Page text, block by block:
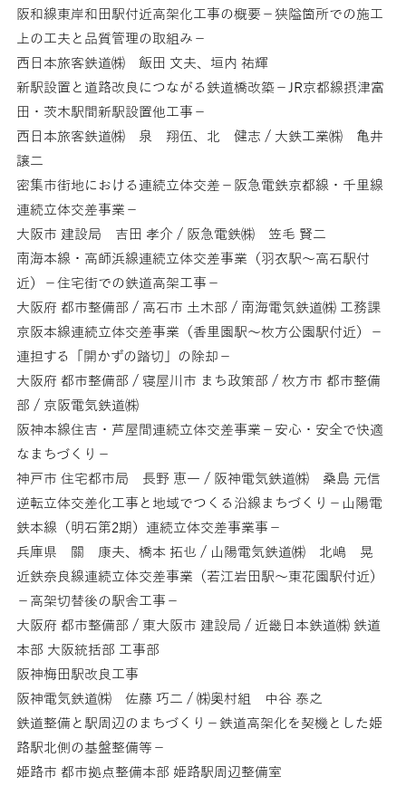
阪和線東岸和田駅付近高架化工事の概要－狭隘箇所での施工
上の工夫と品質管理の取組み－
西日本旅客鉄道㈱ 飯田 文夫、垣内 祐輝
新駅設置と道路改良につながる鉄道橋改築－JR京都線摂津富
田・茨木駅間新駅設置他工事－
西日本旅客鉄道㈱ 泉 翔伍、北 健志 / 大鉄工業㈱ 亀井
譲二
密集市街地における連続立体交差－阪急電鉄京都線・千里線
連続立体交差事業－
大阪市 建設局 吉田 孝介 / 阪急電鉄㈱ 笠毛 賢二
南海本線・高師浜線連続立体交差事業（羽衣駅～高石駅付
近）－住宅街での鉄道高架工事－
大阪府 都市整備部 / 高石市 土木部 / 南海電気鉄道㈱ 工務課
京阪本線連続立体交差事業（香里園駅～枚方公園駅付近）－
連担する「開かずの踏切」の除却－
大阪府 都市整備部 / 寝屋川市 まち政策部 / 枚方市 都市整備
部 / 京阪電気鉄道㈱
阪神本線住吉・芦屋間連続立体交差事業－安心・安全で快適
なまちづくり－
神戸市 住宅都市局 長野 恵一 / 阪神電気鉄道㈱ 桑島 元信
逆転立体交差化工事と地域でつくる沿線まちづくり－山陽電
鉄本線（明石第2期）連続立体交差事業事－
兵庫県 關 康夫、橋本 拓也 / 山陽電気鉄道㈱ 北嶋 晃
近鉄奈良線連続立体交差事業（若江岩田駅～東花園駅付近）
－高架切替後の駅舎工事－
大阪府 都市整備部 / 東大阪市 建設局 / 近畿日本鉄道㈱ 鉄道
本部 大阪統括部 工事部
阪神梅田駅改良工事
阪神電気鉄道㈱ 佐藤 巧二 / ㈱奥村組 中谷 泰之
鉄道整備と駅周辺のまちづくり－鉄道高架化を契機とした姫
路駅北側の基盤整備等－
姫路市 都市拠点整備本部 姫路駅周辺整備室